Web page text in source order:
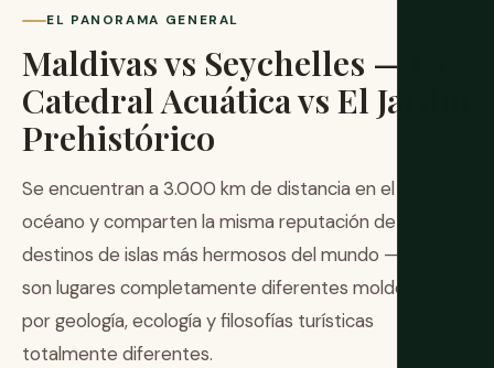
EL PANORAMA GENERAL
Maldivas vs Seychelles — La
Catedral Acuática vs El Jardín
Prehistórico
Se encuentran a 3.000 km de distancia en el mismo
océano y comparten la misma reputación de ser los
destinos de islas más hermosos del mundo — pero
son lugares completamente diferentes moldeados
por geología, ecología y filosofías turísticas
totalmente diferentes.